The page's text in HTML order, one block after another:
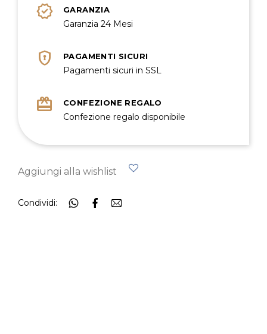
verified GARANZIA
Garanzia 24 Mesi
encrypted PAGAMENTI SICURI
Pagamenti sicuri in SSL
redeem CONFEZIONE REGALO
Confezione regalo disponibile
Aggiungi alla wishlist
Condividi: